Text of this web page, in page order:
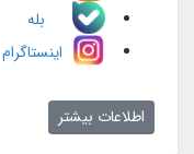
بله
اینستاگرام
اطلاعات بیشتر